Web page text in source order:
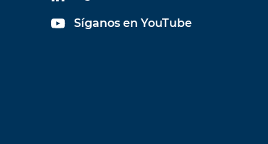
Síganos en YouTube